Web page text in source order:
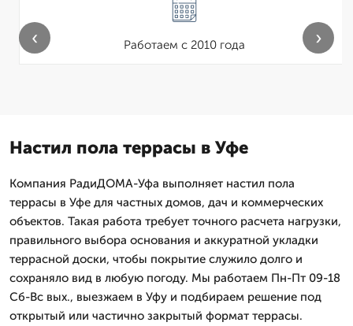
Работаем с 2010 года
‹ ›
Настил пола террасы в Уфе
Компания РадиДОМА-Уфа выполняет настил пола
террасы в Уфе для частных домов, дач и коммерческих
объектов. Такая работа требует точного расчета нагрузки,
правильного выбора основания и аккуратной укладки
террасной доски, чтобы покрытие служило долго и
сохраняло вид в любую погоду. Мы работаем Пн-Пт 09-18
Сб-Вс вых., выезжаем в Уфу и подбираем решение под
открытый или частично закрытый формат террасы.